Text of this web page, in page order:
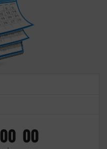
00 00